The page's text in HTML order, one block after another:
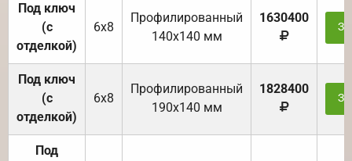
Под ключ
(с
отделкой)
6х8
Профилированный
140х140 мм
1630400
Под ключ
(с
отделкой)
6х8
Профилированный
190х140 мм
1828400
Под